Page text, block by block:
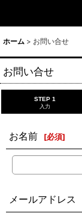
ホーム > お問い合せ
お問い合せ
STEP 1
入力
お名前 [必須]
メールアドレス